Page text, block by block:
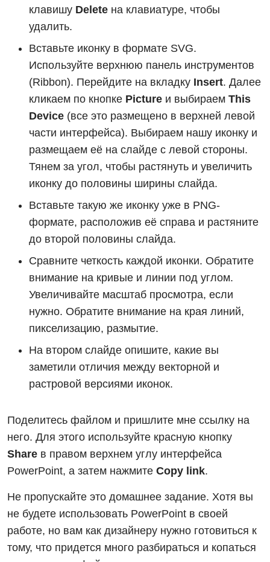
клавишу Delete на клавиатуре, чтобы
удалить.
Вставьте иконку в формате SVG.
Используйте верхнюю панель инструментов
(Ribbon). Перейдите на вкладку Insert. Далее
кликаем по кнопке Picture и выбираем This
Device (все это размещено в верхней левой
части интерфейса). Выбираем нашу иконку и
размещаем её на слайде с левой стороны.
Тянем за угол, чтобы растянуть и увеличить
иконку до половины ширины слайда.
Вставьте такую же иконку уже в PNG-
формате, расположив её справа и растяните
до второй половины слайда.
Сравните четкость каждой иконки. Обратите
внимание на кривые и линии под углом.
Увеличивайте масштаб просмотра, если
нужно. Обратите внимание на края линий,
пикселизацию, размытие.
На втором слайде опишите, какие вы
заметили отличия между векторной и
растровой версиями иконок.
Поделитесь файлом и пришлите мне ссылку на
него. Для этого используйте красную кнопку
Share в правом верхнем углу интерфейса
PowerPoint, а затем нажмите Copy link.
Не пропускайте это домашнее задание. Хотя вы
не будете использовать PowerPoint в своей
работе, но вам как дизайнеру нужно готовиться к
тому, что придется много разбираться и копаться